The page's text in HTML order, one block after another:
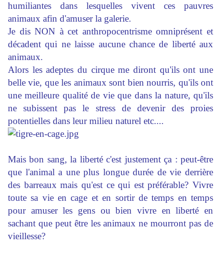
humiliantes dans lesquelles vivent ces pauvres
animaux afin d'amuser la galerie.
Je dis NON à cet anthropocentrisme omniprésent et
décadent qui ne laisse aucune chance de liberté aux
animaux.
Alors les adeptes du cirque me diront qu'ils ont une
belle vie, que les animaux sont bien nourris, qu'ils ont
une meilleure qualité de vie que dans la nature, qu'ils
ne subissent pas le stress de devenir des proies
potentielles dans leur milieu naturel etc....
Mais bon sang, la liberté c'est justement ça : peut-être
que l'animal a une plus longue durée de vie derrière
des barreaux mais qu'est ce qui est préférable? Vivre
toute sa vie en cage et en sortir de temps en temps
pour amuser les gens ou bien vivre en liberté en
sachant que peut être les animaux ne mourront pas de
vieillesse?